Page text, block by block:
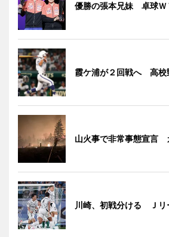
優勝の張本兄妹 卓球Ｗ
霞ケ浦が２回戦へ 高校
山火事で非常事態宣言
川崎、初戦分ける Ｊリ